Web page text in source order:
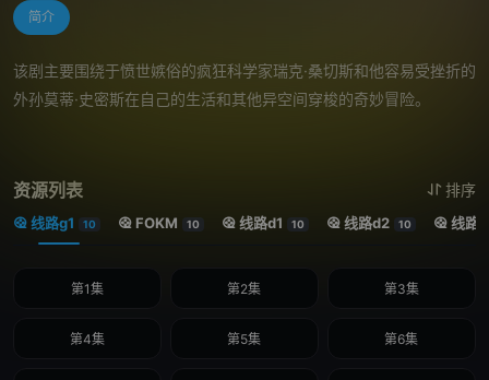
简介
该剧主要围绕于愤世嫉俗的疯狂科学家瑞克·桑切斯和他容易受挫折的
外孙莫蒂·史密斯在自己的生活和其他异空间穿梭的奇妙冒险。
资源列表 排序
线路g1 10 FOKM 10 线路d1 10 线路d2 10 线路h
第1集 第2集 第3集
第4集 第5集 第6集